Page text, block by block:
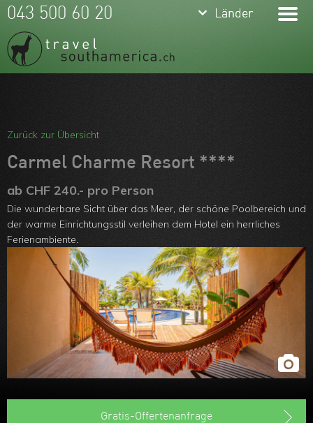
Team
Über uns
Feedbacks
Kontakt
ARVB
keyboard_arrow_down Länder
Ecuador
Bolivien
Paraguay
Guyanas
keyboard_arrow_down Länder
043 500 60 20
Zurück zur Übersicht
Carmel Charme Resort ****
ab CHF 240.- pro Person
Die wunderbare Sicht über das Meer, der schöne Poolbereich und
der warme Einrichtungsstil verleihen dem Hotel ein herrliches
Ferienambiente.
Gratis-Offertenanfrage